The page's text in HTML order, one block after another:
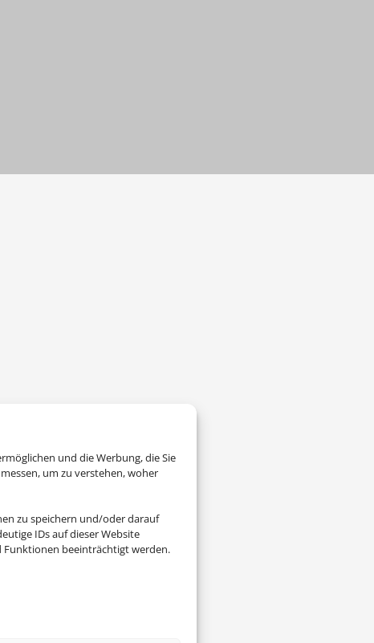
und die Werbung, die Sie
um zu verstehen, woher
zu speichern und/oder darauf
IDs auf dieser Website
Funktionen beeinträchtigt werden.